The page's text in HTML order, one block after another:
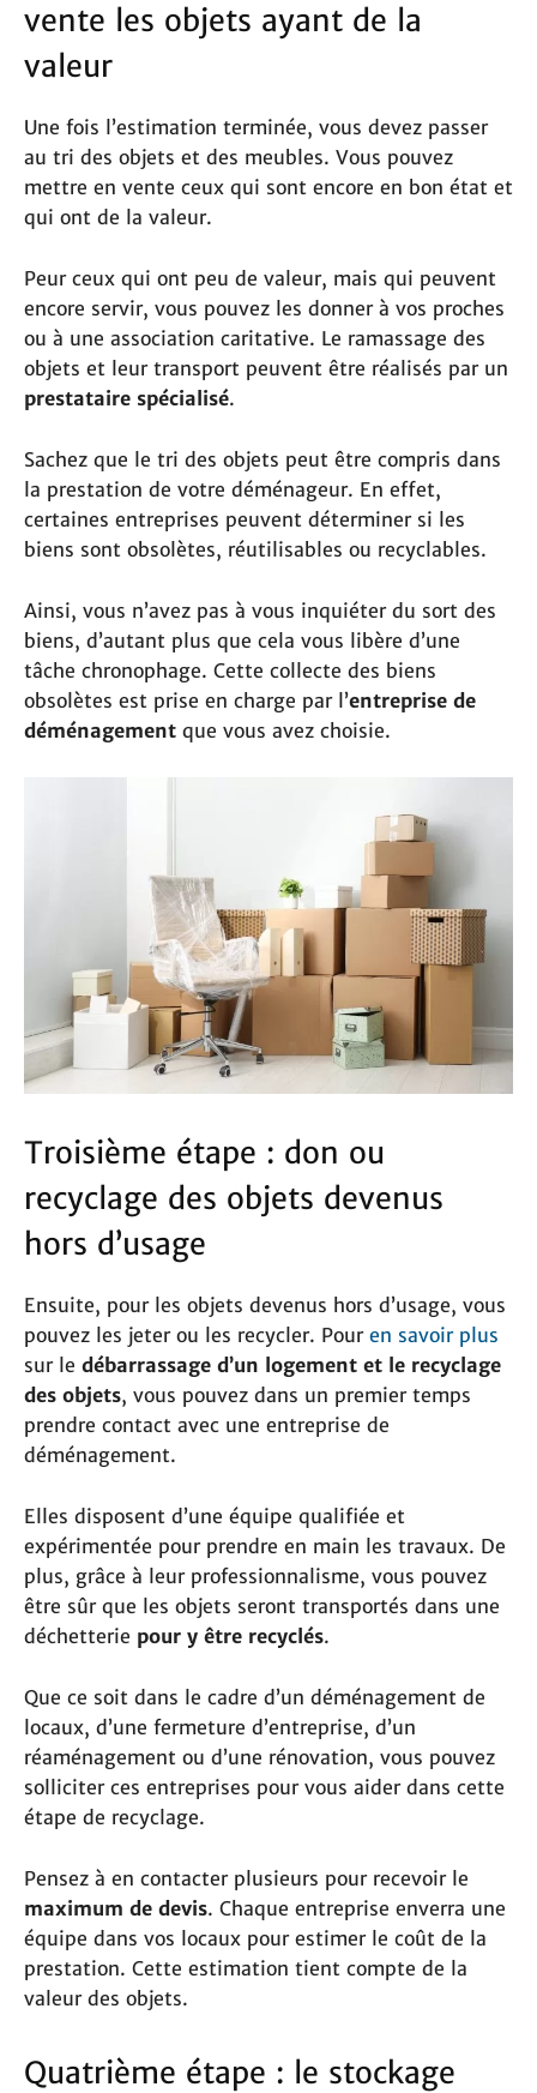
vente les objets ayant de la
valeur
Une fois l’estimation terminée, vous devez passer
au tri des objets et des meubles. Vous pouvez
mettre en vente ceux qui sont encore en bon état et
qui ont de la valeur.
Peur ceux qui ont peu de valeur, mais qui peuvent
encore servir, vous pouvez les donner à vos proches
ou à une association caritative. Le ramassage des
objets et leur transport peuvent être réalisés par un
prestataire spécialisé.
Sachez que le tri des objets peut être compris dans
la prestation de votre déménageur. En effet,
certaines entreprises peuvent déterminer si les
biens sont obsolètes, réutilisables ou recyclables.
Ainsi, vous n’avez pas à vous inquiéter du sort des
biens, d’autant plus que cela vous libère d’une
tâche chronophage. Cette collecte des biens
obsolètes est prise en charge par l’entreprise de
déménagement que vous avez choisie.
Troisième étape : don ou
recyclage des objets devenus
hors d’usage
Ensuite, pour les objets devenus hors d’usage, vous
pouvez les jeter ou les recycler. Pour en savoir plus
sur le débarrassage d’un logement et le recyclage
des objets, vous pouvez dans un premier temps
prendre contact avec une entreprise de
déménagement.
Elles disposent d’une équipe qualifiée et
expérimentée pour prendre en main les travaux. De
plus, grâce à leur professionnalisme, vous pouvez
être sûr que les objets seront transportés dans une
déchetterie pour y être recyclés.
Que ce soit dans le cadre d’un déménagement de
locaux, d’une fermeture d’entreprise, d’un
réaménagement ou d’une rénovation, vous pouvez
solliciter ces entreprises pour vous aider dans cette
étape de recyclage.
Pensez à en contacter plusieurs pour recevoir le
maximum de devis. Chaque entreprise enverra une
équipe dans vos locaux pour estimer le coût de la
prestation. Cette estimation tient compte de la
valeur des objets.
Quatrième étape : le stockage